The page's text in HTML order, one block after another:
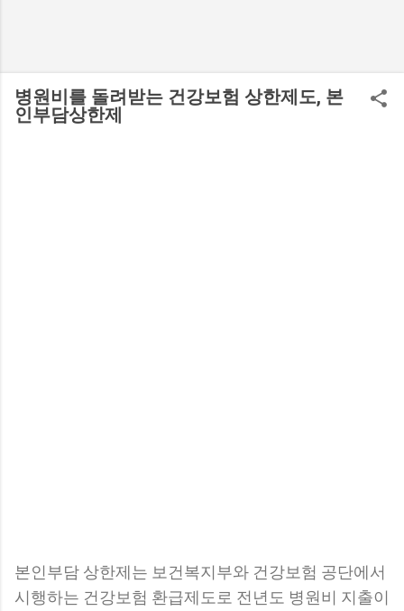
병원비를 돌려받는 건강보험 상한제도, 본
인부담상한제
본인부담 상한제는 보건복지부와 건강보험 공단에서
시행하는 건강보험 환급제도로 전년도 병원비 지출이